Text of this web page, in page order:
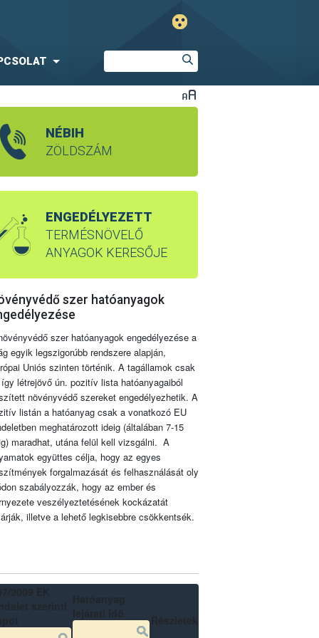
NÉBIH
ZÖLDSZÁM
ENGEDÉLYEZETT
TERMÉSNÖVELŐ
ANYAGOK KERESŐJE
szer hatóanyagok
szer hatóanyagok engedélyezése a
egyik legszigorúbb rendszere alapján,
Uniós szinten történik. A tagállamok csak
létrejövő ún. pozitív lista hatóanyagaiból
növényvédő szereket engedélyezhetik. A
listán a hatóanyag csak a vonatkozó EU
meghatározott ideig (általában 7-15
maradhat, utána felül kell vizsgálni. A
együttes célja, hogy az egyes
forgalmazását és felhasználását oly
szabályozzák, hogy az ember és
veszélyeztetésének kockázatát
illetve a lehető legkisebbre csökkentsék.